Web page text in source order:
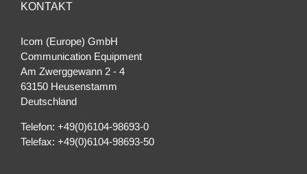
KONTAKT
Icom (Europe) GmbH
Communication Equipment
Am Zwerggewann 2 ‐ 4
63150 Heusenstamm
Deutschland
Telefon: +49(0)6104-98693-0
Telefax: +49(0)6104-98693-50